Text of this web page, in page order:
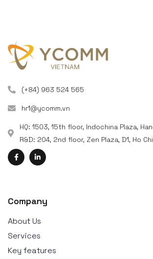
(+84) 963 524 565
hr1@ycomm.vn
HQ: 1503, 15th floor, Indochina Plaza,
R&D: 204, 2nd floor, Zen Plaza, D1, Ho
Company
About Us
Services
Key features